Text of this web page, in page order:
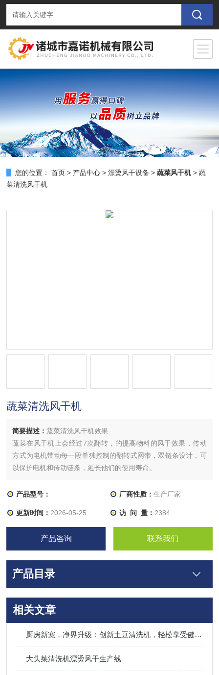
您的位置： 首页 > 产品中心 >漂烫风干设备 >蔬菜风干机> 蔬
菜清洗风干机
蔬菜清洗风干机
简要描述：蔬菜清洗风干机效果
蔬菜在风干机上会经过7次翻转，的提高物料的风干效果，传动
方式为电机带动每一段单独控制的翻转式网带，双链条设计，可
以保护电机和传动链条，延长他们的使用寿命。
产品型号： 厂商性质： 生产厂家
更新时间： 2026-05-25 访 问 量： 2384
产品咨询 联系我们
产品目录
相关文章
厨房新宠，净界升级：创新土豆清洗机，轻松享受健康生活每一天！
大头菜清洗机漂烫风干生产线